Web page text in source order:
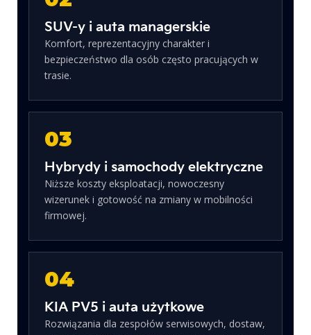
SUV-y i auta managerskie
Komfort, reprezentacyjny charakter i
bezpieczeństwo dla osób często pracujących w
trasie.
03
Hybrydy i samochody elektryczne
Niższe koszty eksploatacji, nowoczesny
wizerunek i gotowość na zmiany w mobilności
firmowej.
04
KIA PV5 i auta użytkowe
Rozwiązania dla zespołów serwisowych, dostaw,